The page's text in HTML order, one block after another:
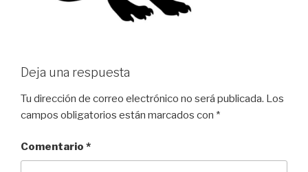
Deja una respuesta
Tu dirección de correo electrónico no será publicada. Los
campos obligatorios están marcados con *
Comentario *